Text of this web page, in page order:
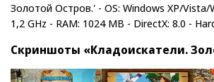
Золотой Остров.' - OS: Windows XP/Vista/
1,2 GHz - RAM: 1024 MB - DirectX: 8.0 -
Скриншоты «Кладоискатели.